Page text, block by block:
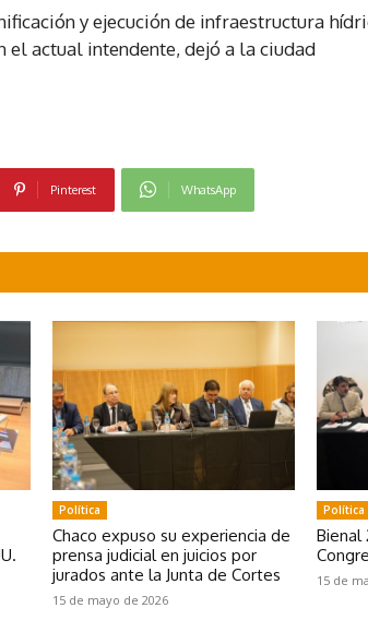
y ejecución de infraestructura
el actual intendente, dejó a la ciudad
Pinterest WhatsApp
Política
Chaco expuso su experiencia de
prensa judicial en juicios por
jurados ante la Junta de Cortes
15 de mayo de 2026
Política
Bienal
15 de